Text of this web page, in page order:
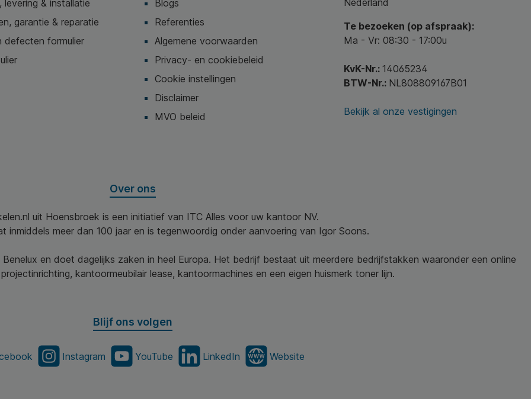
levering & installatie
garantie & reparatie
defecten formulier
Blogs
Referenties
Algemene voorwaarden
Privacy- en cookiebeleid
Cookie instellingen
Disclaimer
MVO beleid
Nederland
Te bezoeken (op afspraak):
Ma - Vr: 08:30 - 17:00u
KvK-Nr.: 14065234
BTW-Nr.: NL808809167B01
Bekijk al onze vestigingen
Over ons
uit Hoensbroek is een initiatief van ITC Alles voor uw kantoor NV.
inmiddels meer dan 100 jaar en is tegenwoordig onder aanvoering van Igor Soons.
en doet dagelijks zaken in heel Europa. Het bedrijf bestaat uit meerdere bedrijfstakken waaronder een online
kantoormeubilair lease, kantoormachines en een eigen huismerk toner lijn.
Blijf ons volgen
Instagram YouTube LinkedIn Website